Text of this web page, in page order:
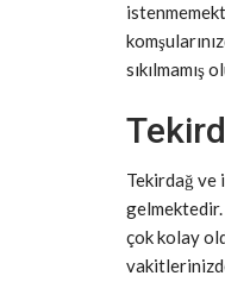
sıkılmamış
Tekirdağ ve
çok kolay